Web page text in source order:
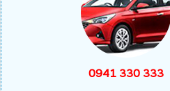
0941 330 333